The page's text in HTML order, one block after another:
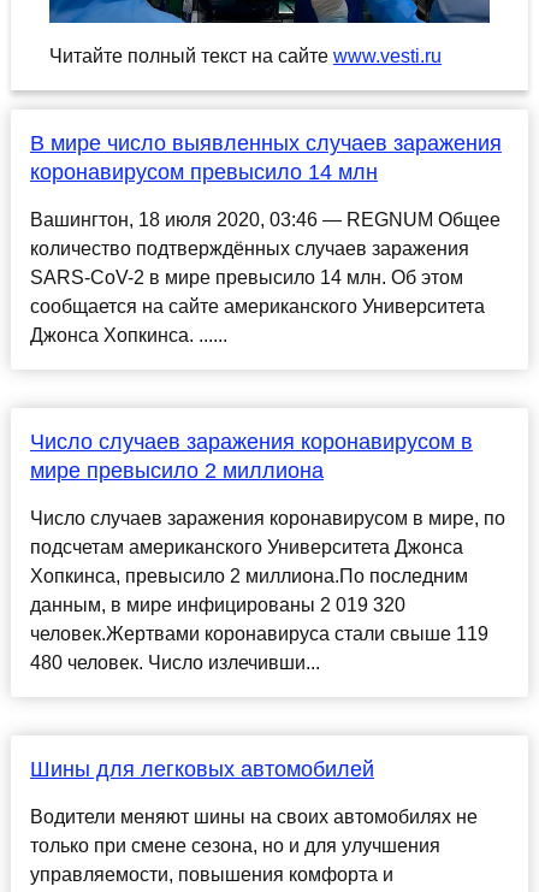
Читайте полный текст на сайте www.vesti.ru
В мире число выявленных случаев заражения
коронавирусом превысило 14 млн
Вашингтон, 18 июля 2020, 03:46 — REGNUM Общее
количество подтверждённых случаев заражения
SARS-CoV-2 в мире превысило 14 млн. Об этом
сообщается на сайте американского Университета
Джонса Хопкинса. ......
Число случаев заражения коронавирусом в
мире превысило 2 миллиона
Число случаев заражения коронавирусом в мире, по
подсчетам американского Университета Джонса
Хопкинса, превысило 2 миллиона.По последним
данным, в мире инфицированы 2 019 320
человек.Жертвами коронавируса стали свыше 119
480 человек. Число излечивши...
Шины для легковых автомобилей
Водители меняют шины на своих автомобилях не
только при смене сезона, но и для улучшения
управляемости, повышения комфорта и